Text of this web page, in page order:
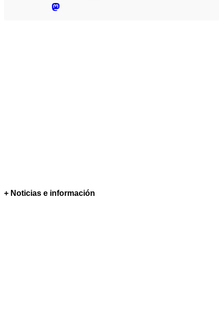
+ Noticias e información